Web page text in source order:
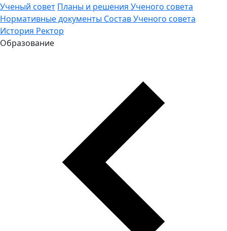
Ученый совет Планы и решения Ученого совета
Нормативные документы Состав Ученого совета
История Ректор
Образование